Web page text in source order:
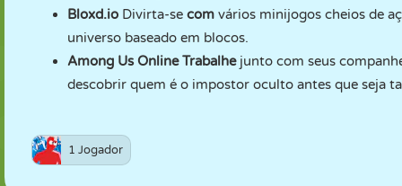
Bloxd.io Divirta-se com vários minijogos cheios de
universo baseado em blocos.
Among Us OnlineTrabalhe junto com seus
descobrir quem é o impostor oculto antes que seja
1 Jogador